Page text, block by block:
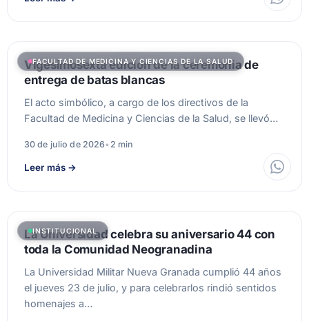
FACULTAD DE MEDICINA Y CIENCIAS DE LA SALUD
Vigesimosexta edición de la ceremonia de
entrega de batas blancas
El acto simbólico, a cargo de los directivos de la
Facultad de Medicina y Ciencias de la Salud, se llevó…
30 de julio de 2026• 2 min
Leer más →
INSTITUCIONAL
La Universidad celebra su aniversario 44 con
toda la Comunidad Neogranadina
La Universidad Militar Nueva Granada cumplió 44 años
el jueves 23 de julio, y para celebrarlos rindió sentidos
homenajes a…